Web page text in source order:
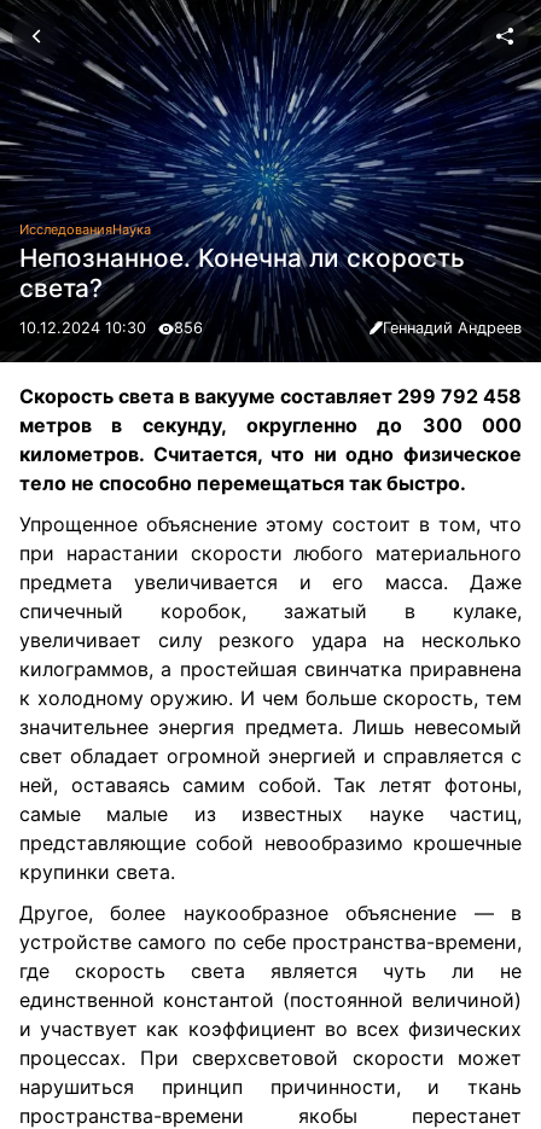
ИсследованияНаука
Непознанное. Конечна ли скорость
света?
10.12.2024 10:30 856 Геннадий Андреев
Скорость света в вакууме составляет 299 792 458
метров в секунду, округленно до 300 000
километров. Считается, что ни одно физическое
тело не способно перемещаться так быстро.
Упрощенное объяснение этому состоит в том, что
при нарастании скорости любого материального
предмета увеличивается и его масса. Даже
спичечный коробок, зажатый в кулаке,
увеличивает силу резкого удара на несколько
килограммов, а простейшая свинчатка приравнена
к холодному оружию. И чем больше скорость, тем
значительнее энергия предмета. Лишь невесомый
свет обладает огромной энергией и справляется с
ней, оставаясь самим собой. Так летят фотоны,
самые малые из известных науке частиц,
представляющие собой невообразимо крошечные
крупинки света.
Другое, более наукообразное объяснение — в
устройстве самого по себе пространства-времени,
где скорость света является чуть ли не
единственной константой (постоянной величиной)
и участвует как коэффициент во всех физических
процессах. При сверхсветовой скорости может
нарушиться принцип причинности, и ткань
пространства-времени якобы перестанет